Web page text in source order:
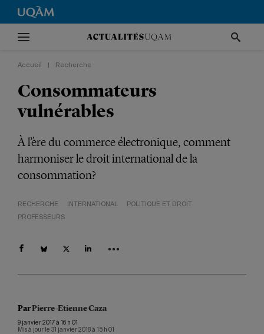
Accueil Recherche
Consommateurs
vulnérables
À l’ère du commerce électronique, comment
harmoniser le droit international de la
consommation?
RECHERCHE INTERNATIONAL
POLITIQUE ET DROIT
PROFESSEURS
ParPierre-Etienne Caza
9 janvier 2017 à 16 h 01
Mis à jour le 31 janvier 2018 à 15 h 01